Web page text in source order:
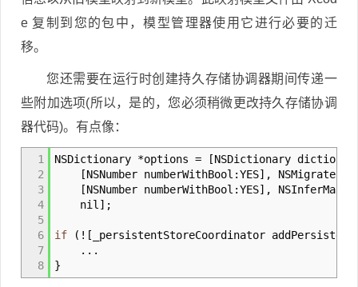
e 复制到您的包中，模型管理器使用它进行必要的迁
移。
您还需要在运行时创建持久存储协调器期间传递一
些附加选项(所以，是的，您必须稍微更改持久存储协调
器代码)。有点像：
1
2
3
4
5
6
7
8
NSDictionary *options = [NSDictionary
[NSNumber numberWithBool :YES] ,
[NSNumber numberWithBool :YES] ,
nil ] ;
if ( ! [
_persistentStoreCoordinator
...
}